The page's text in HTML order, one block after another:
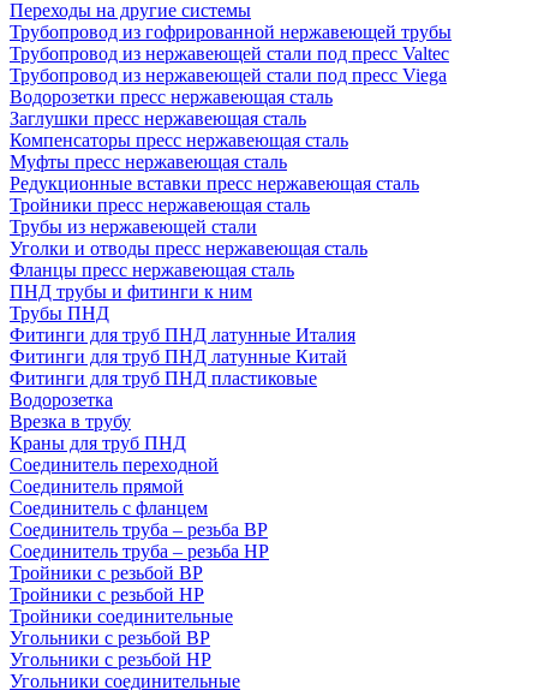
Переходы на другие системы
Трубопровод из гофрированной нержавеющей трубы
Трубопровод из нержавеющей стали под пресс Valtec
Трубопровод из нержавеющей стали под пресс Viega
Водорозетки пресс нержавеющая сталь
Заглушки пресс нержавеющая сталь
Компенсаторы пресс нержавеющая сталь
Муфты пресс нержавеющая сталь
Редукционные вставки пресс нержавеющая сталь
Тройники пресс нержавеющая сталь
Трубы из нержавеющей стали
Уголки и отводы пресс нержавеющая сталь
Фланцы пресс нержавеющая сталь
ПНД трубы и фитинги к ним
Трубы ПНД
Фитинги для труб ПНД латунные Италия
Фитинги для труб ПНД латунные Китай
Фитинги для труб ПНД пластиковые
Водорозетка
Врезка в трубу
Краны для труб ПНД
Соединитель переходной
Соединитель прямой
Соединитель с фланцем
Соединитель труба – резьба ВР
Соединитель труба – резьба НР
Тройники с резьбой ВР
Тройники с резьбой НР
Тройники соединительные
Угольники с резьбой ВР
Угольники с резьбой НР
Угольники соединительные